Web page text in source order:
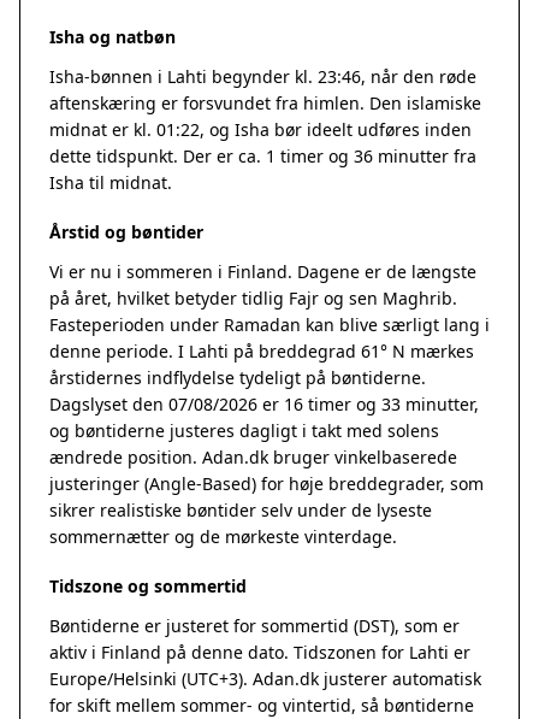
Isha og natbøn
Isha-bønnen i Lahti begynder kl. 23:46, når den røde
aftenskæring er forsvundet fra himlen. Den islamiske
midnat er kl. 01:22, og Isha bør ideelt udføres inden
dette tidspunkt. Der er ca. 1 timer og 36 minutter fra
Isha til midnat.
Årstid og bøntider
Vi er nu i sommeren i Finland. Dagene er de længste
på året, hvilket betyder tidlig Fajr og sen Maghrib.
Fasteperioden under Ramadan kan blive særligt lang i
denne periode. I Lahti på breddegrad 61° N mærkes
årstidernes indflydelse tydeligt på bøntiderne.
Dagslyset den 07/08/2026 er 16 timer og 33 minutter,
og bøntiderne justeres dagligt i takt med solens
ændrede position. Adan.dk bruger vinkelbaserede
justeringer (Angle-Based) for høje breddegrader, som
sikrer realistiske bøntider selv under de lyseste
sommernætter og de mørkeste vinterdage.
Tidszone og sommertid
Bøntiderne er justeret for sommertid (DST), som er
aktiv i Finland på denne dato. Tidszonen for Lahti er
Europe/Helsinki (UTC+3). Adan.dk justerer automatisk
for skift mellem sommer- og vintertid, så bøntiderne